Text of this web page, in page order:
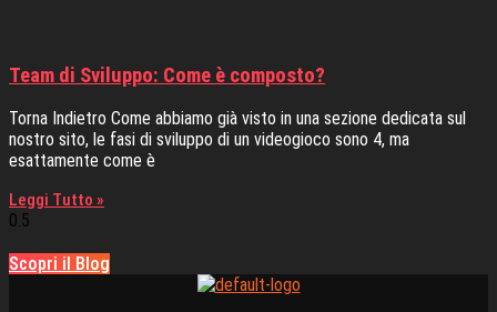
Team di Sviluppo: Come è composto?
Torna Indietro Come abbiamo già visto in una sezione dedicata sul
nostro sito, le fasi di sviluppo di un videogioco sono 4, ma
esattamente come è
Leggi Tutto »
Scopri il Blog